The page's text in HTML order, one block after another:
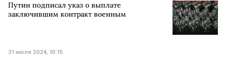
Путин подписал указ о выплате
заключившим контракт военным
31 июля 2024, 10:15